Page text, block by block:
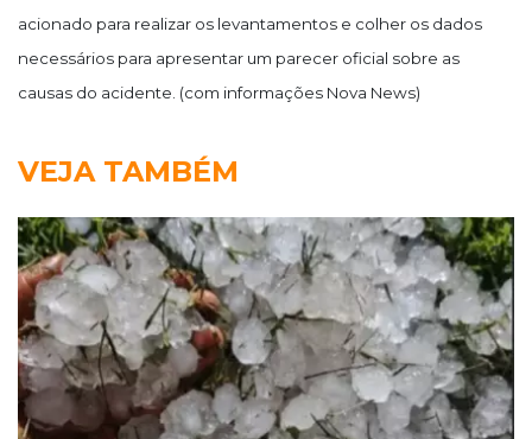
acionado para realizar os levantamentos e colher os dados
necessários para apresentar um parecer oficial sobre as
causas do acidente. (com informações Nova News)
VEJA TAMBÉM